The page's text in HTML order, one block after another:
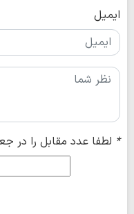
ایمیل
* لطفا عدد مقابل را در